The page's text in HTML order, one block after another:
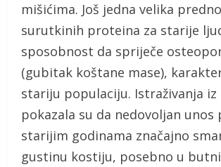
mišićima. Još jedna velika
surutkinih proteina za starije
sposobnost da spriječe
(gubitak koštane mase),
stariju populaciju. Istraživanja iz
pokazala su da nedovoljan unos
starijim godinama značajno
gustinu kostiju, posebno u